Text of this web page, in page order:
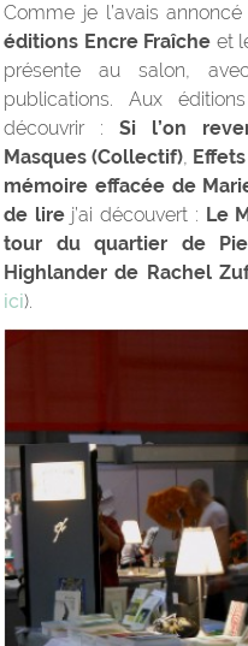
Comme je l’avais
éditions Encre Fraîche et
présente au salon,
publications. Aux
découvrir : Si l’on
Masques (Collectif),
mémoire effacée de
de lirej’ai découvert : Le
tour du quartier de
Highlander de Rachel
ici).